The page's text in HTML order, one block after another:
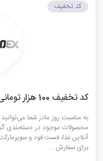
کد تخفیف 100 هزار تومانی گیفت زودکس
محصولات موجود در دسته‌بندی
برای سفارش ...
کد تخفیف